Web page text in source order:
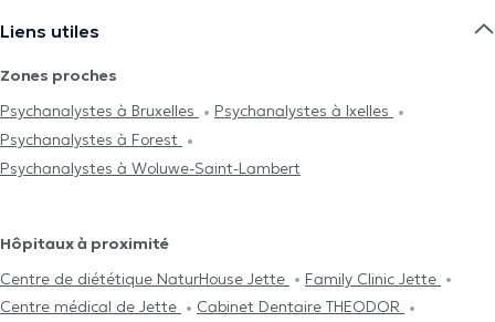
Liens utiles
Zones proches
Psychanalystes à Bruxelles
Psychanalystes à Ixelles
Psychanalystes à Forest
Psychanalystes à Woluwe-Saint-Lambert
Hôpitaux à proximité
Centre de diététique NaturHouse Jette
Family Clinic Jette
Centre médical de Jette
Cabinet Dentaire THEODOR